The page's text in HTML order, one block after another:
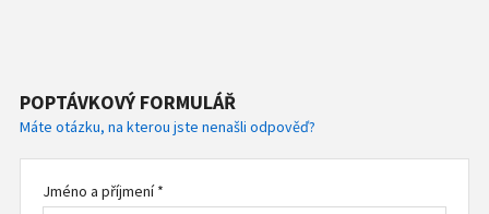
POPTÁVKOVÝ FORMULÁŘ
Máte otázku, na kterou jste nenašli odpověď?
Jméno a příjmení *